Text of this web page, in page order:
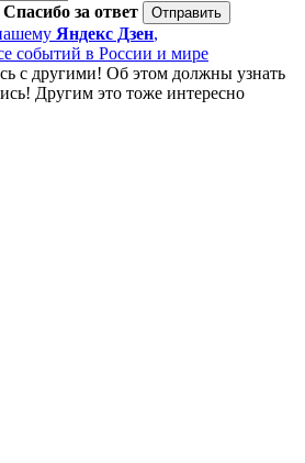
Спасибо за ответ
Яндекс Дзен,
событий в России и мире
с другими! Об этом должны узнать
Другим это тоже интересно